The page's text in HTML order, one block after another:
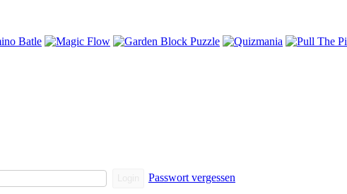
Passwort vergessen